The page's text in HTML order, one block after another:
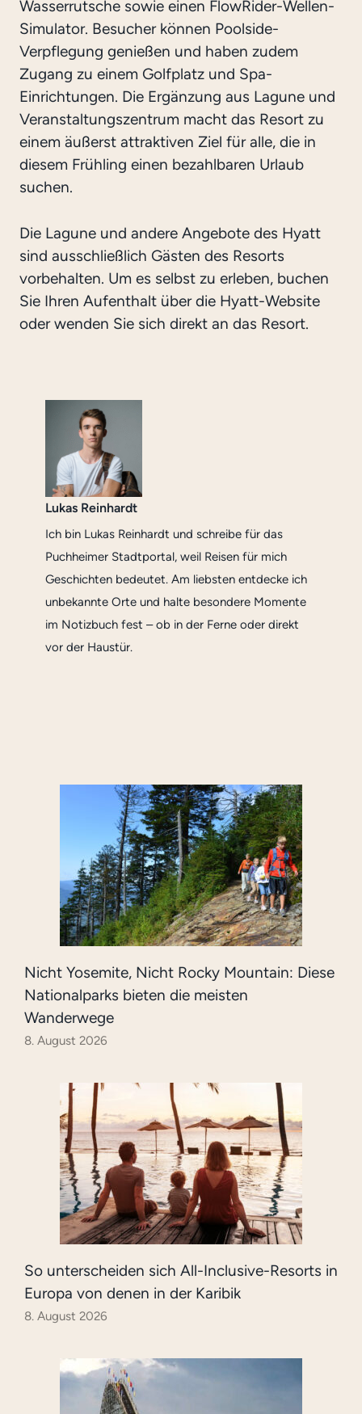
Wasserrutsche sowie einen FlowRider-Wellen-
Simulator. Besucher können Poolside-
Verpflegung genießen und haben zudem
Zugang zu einem Golfplatz und Spa-
Einrichtungen. Die Ergänzung aus Lagune und
Veranstaltungszentrum macht das Resort zu
einem äußerst attraktiven Ziel für alle, die in
diesem Frühling einen bezahlbaren Urlaub
suchen.
Die Lagune und andere Angebote des Hyatt
sind ausschließlich Gästen des Resorts
vorbehalten. Um es selbst zu erleben, buchen
Sie Ihren Aufenthalt über die Hyatt-Website
oder wenden Sie sich direkt an das Resort.
Lukas Reinhardt
Ich bin Lukas Reinhardt und schreibe für das
Puchheimer Stadtportal, weil Reisen für mich
Geschichten bedeutet. Am liebsten entdecke ich
unbekannte Orte und halte besondere Momente
im Notizbuch fest – ob in der Ferne oder direkt
vor der Haustür.
Nicht Yosemite, Nicht Rocky Mountain: Diese
Nationalparks bieten die meisten
Wanderwege
8. August 2026
So unterscheiden sich All-Inclusive-Resorts in
Europa von denen in der Karibik
8. August 2026